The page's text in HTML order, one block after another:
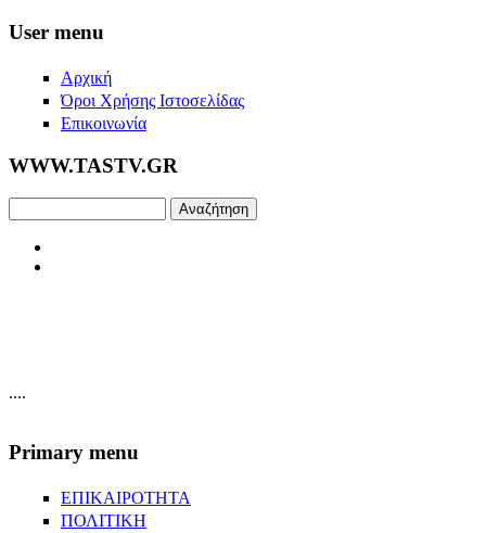
Skip to main content
User menu
Αρχική
Όροι Χρήσης Ιστοσελίδας
Επικοινωνία
WWW.TASTV.GR
....
Primary menu
ΕΠΙΚΑΙΡΟΤΗΤΑ
ΠΟΛΙΤΙΚΗ